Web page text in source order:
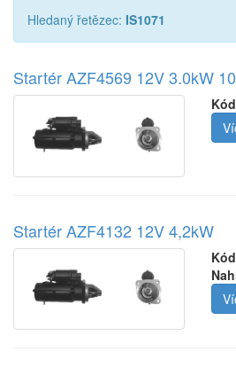
Hledaný řetězec: IS1071
Startér AZF4569 12V 3.0kW
Startér AZF4132 12V 4,2kW